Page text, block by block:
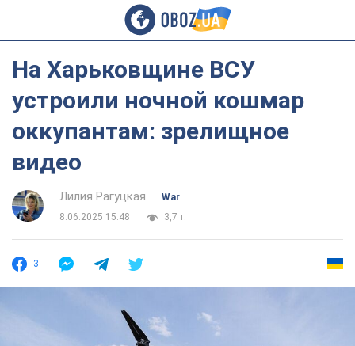
На Харьковщине ВСУ
устроили ночной кошмар
оккупантам: зрелищное
видео
Лилия Рагуцкая
War
8.06.2025 15:48
3,7 т.
3